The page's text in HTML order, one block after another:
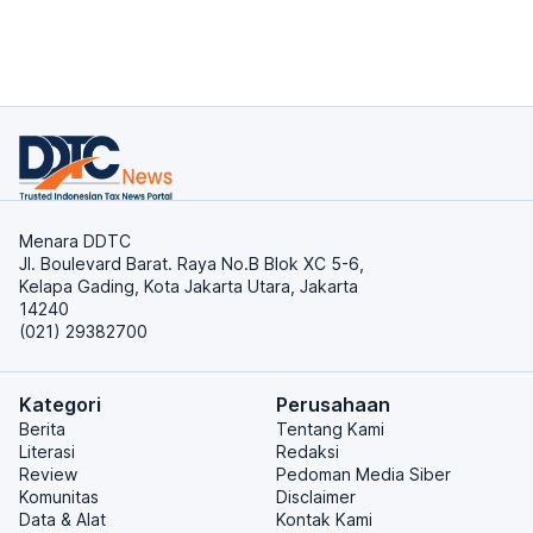
Menara DDTC
Jl. Boulevard Barat. Raya No.B Blok XC 5-6,
Kelapa Gading, Kota Jakarta Utara, Jakarta
14240
(021) 29382700
Kategori
Berita
Literasi
Review
Komunitas
Data & Alat
Perusahaan
Tentang Kami
Redaksi
Pedoman Media Siber
Disclaimer
Kontak Kami